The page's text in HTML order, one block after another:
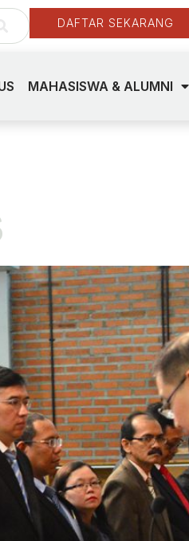
DAFTAR SEKARANG
MAHASISWA & ALUMNI